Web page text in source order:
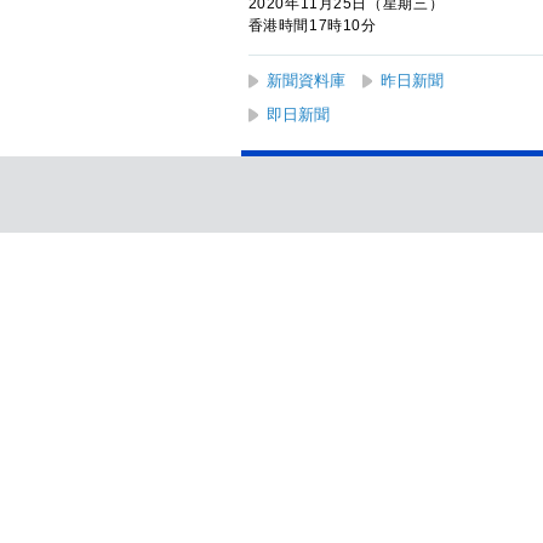
2020年11月25日（星期三）
香港時間17時10分
新聞資料庫 昨日新聞
即日新聞